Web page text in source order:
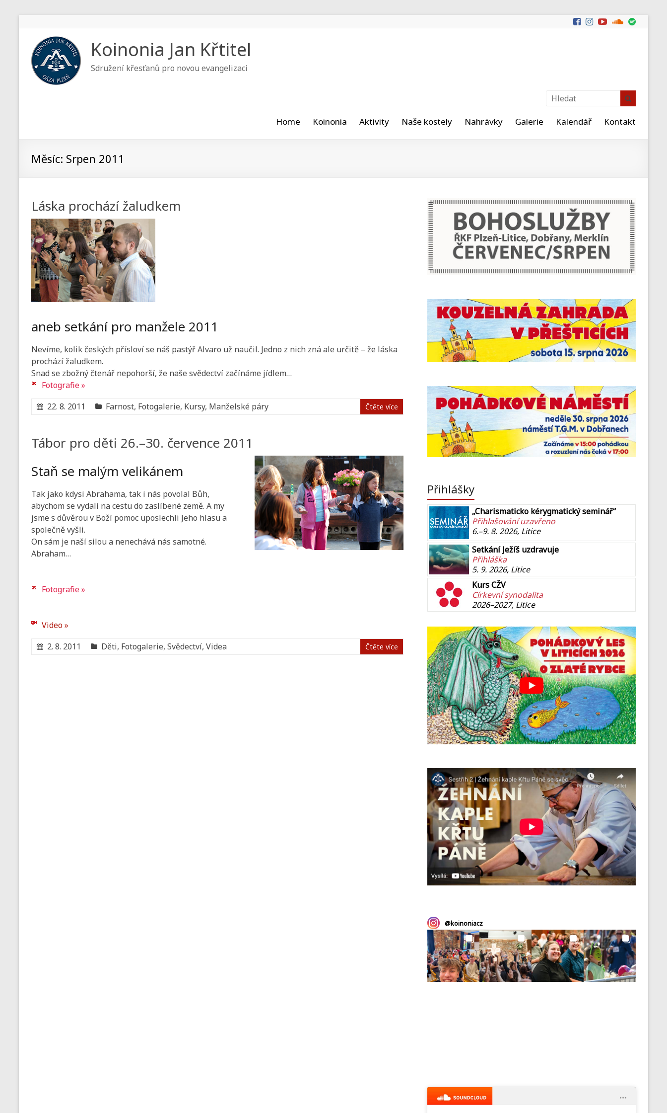
Koinonia Jan Křtitel
Sdružení křesťanů pro novou evangelizaci
Home Koinonia Aktivity Naše kostely Nahrávky Galerie Kalendář Kontakt
Měsíc: Srpen 2011
Láska prochází žaludkem
aneb setkání pro manžele 2011
Nevíme, kolik českých přísloví se náš pastýř Alvaro už naučil. Jedno z nich zná ale určitě – že láska
prochází žaludkem.
Snad se zbožný čtenář nepohorší, že naše svědectví začínáme jídlem…
Fotografie »
22. 8. 2011
Farnost, Fotogalerie, Kursy, Manželské páry Čtěte více
Tábor pro děti 26.–30. července 2011
Staň se malým velikánem
Tak jako kdysi Abrahama, tak i nás povolal Bůh,
abychom se vydali na cestu do zaslíbené země. A my
jsme s důvěrou v Boží pomoc uposlechli Jeho hlasu a
společně vyšli.
On sám je naší silou a nenechává nás samotné.
Abraham…
Fotografie »
Video »
2. 8. 2011
Děti, Fotogalerie, Svědectví, Videa Čtěte více
Přihlášky
„Charismaticko kérygmatický seminář“
Přihlašování uzavřeno
6.–9. 8. 2026, Litice
Setkání Ježíš uzdravuje
Přihláška
5. 9. 2026, Litice
Kurs CŽV
Církevní synodalita
2026–2027, Litice
@koinoniacz